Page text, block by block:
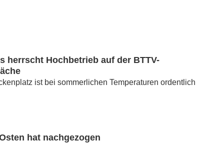
herrscht Hochbetrieb auf der BTTV-
ist bei sommerlichen Temperaturen ordentlich
hat nachgezogen